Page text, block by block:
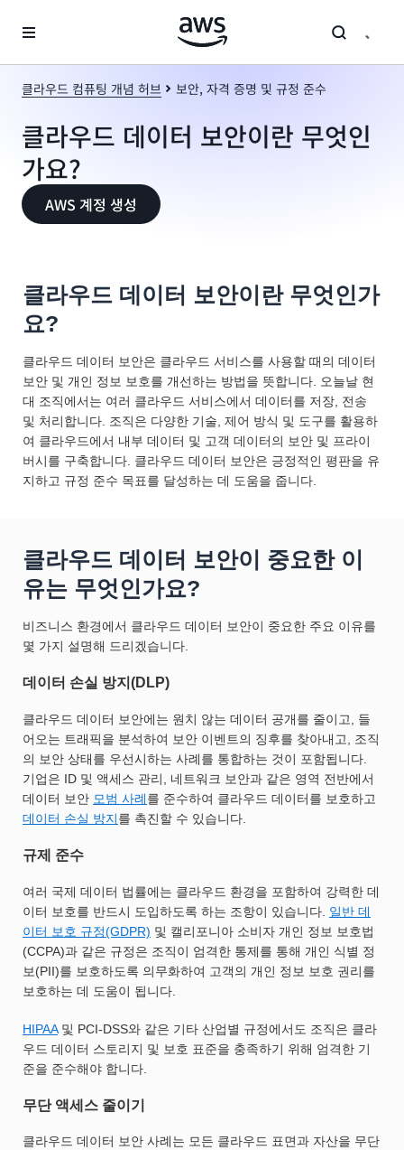
클라우드 컴퓨팅 개념 허브 보안, 자격 증명 및 규정 준수
클라우드 데이터 보안이란 무엇인
가요?
AWS 계정 생성
클라우드 데이터 보안이란 무엇인가
요?
클라우드 데이터 보안은 클라우드 서비스를 사용할 때의 데이터
보안 및 개인 정보 보호를 개선하는 방법을 뜻합니다. 오늘날 현
대 조직에서는 여러 클라우드 서비스에서 데이터를 저장, 전송
및 처리합니다. 조직은 다양한 기술, 제어 방식 및 도구를 활용하
여 클라우드에서 내부 데이터 및 고객 데이터의 보안 및 프라이
버시를 구축합니다. 클라우드 데이터 보안은 긍정적인 평판을 유
지하고 규정 준수 목표를 달성하는 데 도움을 줍니다.
클라우드 데이터 보안이 중요한 이
유는 무엇인가요?
비즈니스 환경에서 클라우드 데이터 보안이 중요한 주요 이유를
몇 가지 설명해 드리겠습니다.
데이터 손실 방지(DLP)
클라우드 데이터 보안에는 원치 않는 데이터 공개를 줄이고, 들
어오는 트래픽을 분석하여 보안 이벤트의 징후를 찾아내고, 조직
의 보안 상태를 우선시하는 사례를 통합하는 것이 포함됩니다.
기업은 ID 및 액세스 관리, 네트워크 보안과 같은 영역 전반에서
데이터 보안 모범 사례를 준수하여 클라우드 데이터를 보호하고
데이터 손실 방지를 촉진할 수 있습니다.
규제 준수
여러 국제 데이터 법률에는 클라우드 환경을 포함하여 강력한 데
이터 보호를 반드시 도입하도록 하는 조항이 있습니다. 일반 데
이터 보호 규정(GDPR) 및 캘리포니아 소비자 개인 정보 보호법
(CCPA)과 같은 규정은 조직이 엄격한 통제를 통해 개인 식별 정
보(PII)를 보호하도록 의무화하여 고객의 개인 정보 보호 권리를
보호하는 데 도움이 됩니다.
HIPAA및 PCI-DSS와 같은 기타 산업별 규정에서도 조직은 클라
우드 데이터 스토리지 및 보호 표준을 충족하기 위해 엄격한 기
준을 준수해야 합니다.
무단 액세스 줄이기
클라우드 데이터 보안 사례는 모든 클라우드 표면과 자산을 무단